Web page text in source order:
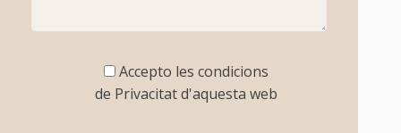
Accepto les condicions
de Privacitat d'aquesta web